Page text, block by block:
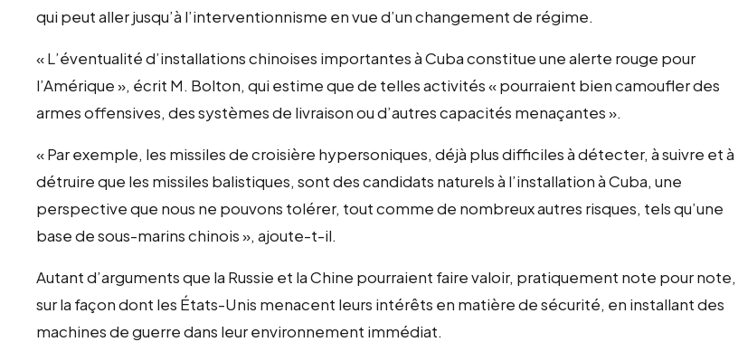
qui peut aller jusqu’à l’interventionnisme en vue d’un changement de régime.
« L’éventualité d’installations chinoises importantes à Cuba constitue une alerte rouge pour
l’Amérique », écrit M. Bolton, qui estime que de telles activités « pourraient bien camoufler des
armes offensives, des systèmes de livraison ou d’autres capacités menaçantes ».
« Par exemple, les missiles de croisière hypersoniques, déjà plus difficiles à détecter, à suivre et à
détruire que les missiles balistiques, sont des candidats naturels à l’installation à Cuba, une
perspective que nous ne pouvons tolérer, tout comme de nombreux autres risques, tels qu’une
base de sous-marins chinois », ajoute-t-il.
Autant d’arguments que la Russie et la Chine pourraient faire valoir, pratiquement note pour note,
sur la façon dont les États-Unis menacent leurs intérêts en matière de sécurité, en installant des
machines de guerre dans leur environnement immédiat.